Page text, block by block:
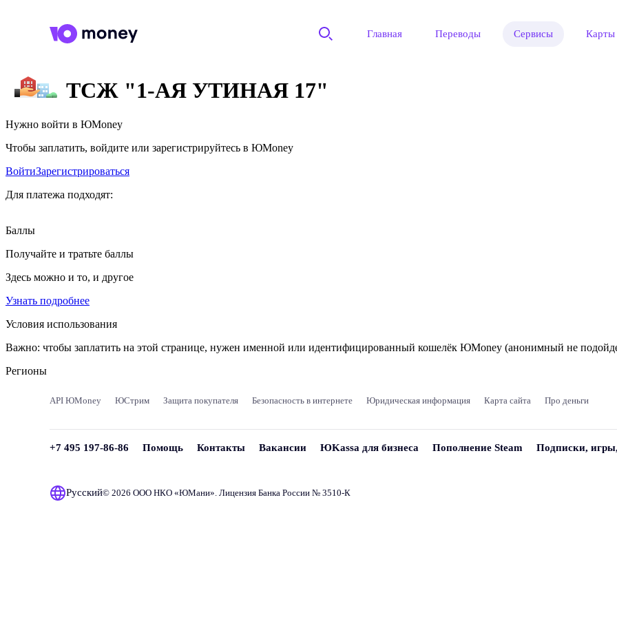
Главная Переводы Сервисы Карты
ТСЖ "1-АЯ УТИНАЯ 17"
Нужно войти в ЮMoney
Чтобы заплатить, войдите или зарегистрируйтесь в ЮMoney
ВойтиЗарегистрироваться
Для платежа подходят:
Баллы
Получайте и тратьте баллы
Здесь можно и то, и другое
Узнать подробнее
Условия использования
Важно: чтобы заплатить на этой странице, нужен именной или идентифицированный кошелёк ЮMoney (анонимный не
Регионы
API ЮMoney ЮСтрим Защита покупателя Безопасность в интернете Юридическая информация Карта сайта Про деньги
+7 495 197-86-86 Помощь Контакты Вакансии ЮKassa для бизнеса Пополнение Steam Подписки,
Русский© 2026 ООО НКО «ЮМани». Лицензия Банка России № 3510‑К